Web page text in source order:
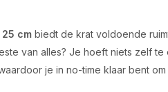
cm biedt de krat voldoende
van alles? Je hoeft niets zelf
je in no-time klaar bent